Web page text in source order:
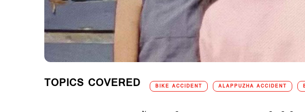
TOPICS COVERED BIKE ACCIDENT ALAPPUZHA ACCIDENT